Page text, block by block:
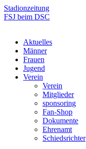
Zum
Inhalt
Stadionzeitung
FSJ beim DSC
Aktuelles
Männer
Frauen
Jugend
Verein
Verein
Mitglieder
sponsoring
Fan-Shop
Dokumente
Ehrenamt
Schiedsrichter